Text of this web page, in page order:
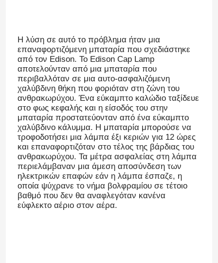
Η λύση σε αυτό το πρόβλημα ήταν μια
επαναφορτιζόμενη μπαταρία που σχεδιάστηκε
από τον Edison. Το Edison Cap Lamp
αποτελούνταν από μια μπαταρία που
περιβαλλόταν σε μια αυτο-ασφαλιζόμενη
χαλύβδινη θήκη που φοριόταν στη ζώνη του
ανθρακωρύχου. Ένα εύκαμπτο καλώδιο ταξίδευε
στο φως κεφαλής και η είσοδός του στην
μπαταρία προστατεύονταν από ένα εύκαμπτο
χαλύβδινο κάλυμμα. Η μπαταρία μπορούσε να
τροφοδοτήσει μια λάμπα έξι κεριών για 12 ώρες
και επαναφορτιζόταν στο τέλος της βάρδιας του
ανθρακωρύχου. Τα μέτρα ασφαλείας στη λάμπα
περιελάμβαναν μια άμεση αποσύνδεση των
ηλεκτρικών επαφών εάν η λάμπα έσπαζε, η
οποία ψύχρανε το νήμα βολφραμίου σε τέτοιο
βαθμό που δεν θα αναφλεγόταν κανένα
εύφλεκτο αέριο στον αέρα.